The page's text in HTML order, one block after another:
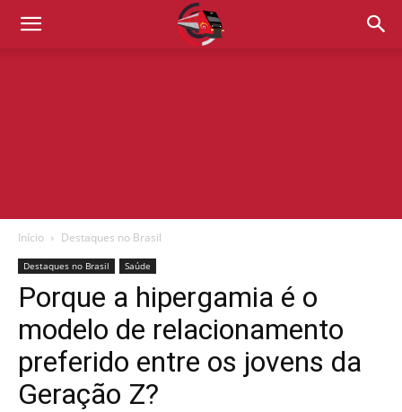
Início Destaques no Brasil
Destaques no Brasil Saúde
Porque a hipergamia é o
modelo de relacionamento
preferido entre os jovens da
Geração Z?